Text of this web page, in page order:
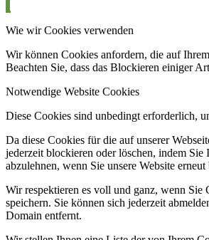
Wie wir Cookies verwenden
Wir können Cookies anfordern, die auf
Beachten Sie, dass das Blockieren einiger
Notwendige Website Cookies
Diese Cookies sind unbedingt erforderlich,
Da diese Cookies für die auf unserer
jederzeit blockieren oder löschen, indem
abzulehnen, wenn Sie unsere Website erneut
Wir respektieren es voll und ganz, wenn Sie
speichern. Sie können sich jederzeit
Domain entfernt.